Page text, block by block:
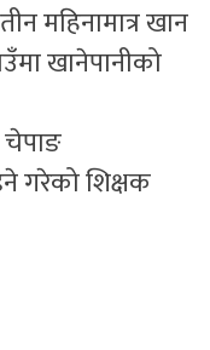
महिनामात्र खान
खानेपानीको
चेपाङ
गरेको शिक्षक